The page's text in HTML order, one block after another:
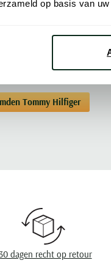
op basis van
is sterk en puur natuur.
Tommy Hilfiger
dagen recht op retour